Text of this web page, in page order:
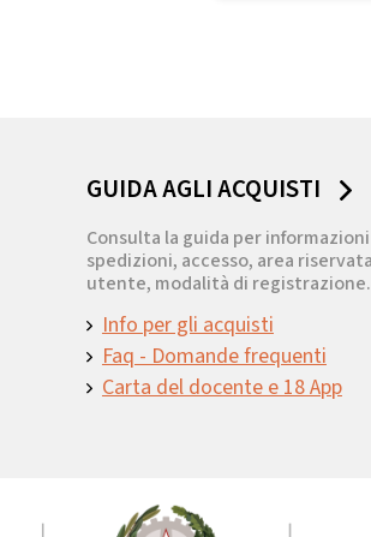
GUIDA AGLI ACQUISTI
Consulta la guida per
spedizioni, accesso, area
utente, modalità di
Info per gli acquisti
Faq - Domande frequenti
Carta del docente e 18 App